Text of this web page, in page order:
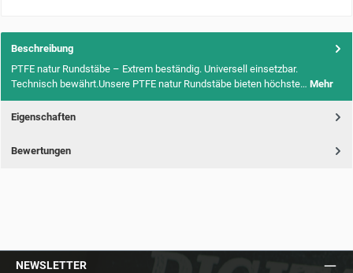
Beschreibung
PTFE natur Rundstäbe – Extrem beständig. Universell einsetzbar.
Technisch bewährt.Unsere PTFE natur Rundstäbe bieten höchste… Mehr
Eigenschaften
Bewertungen
NEWSLETTER